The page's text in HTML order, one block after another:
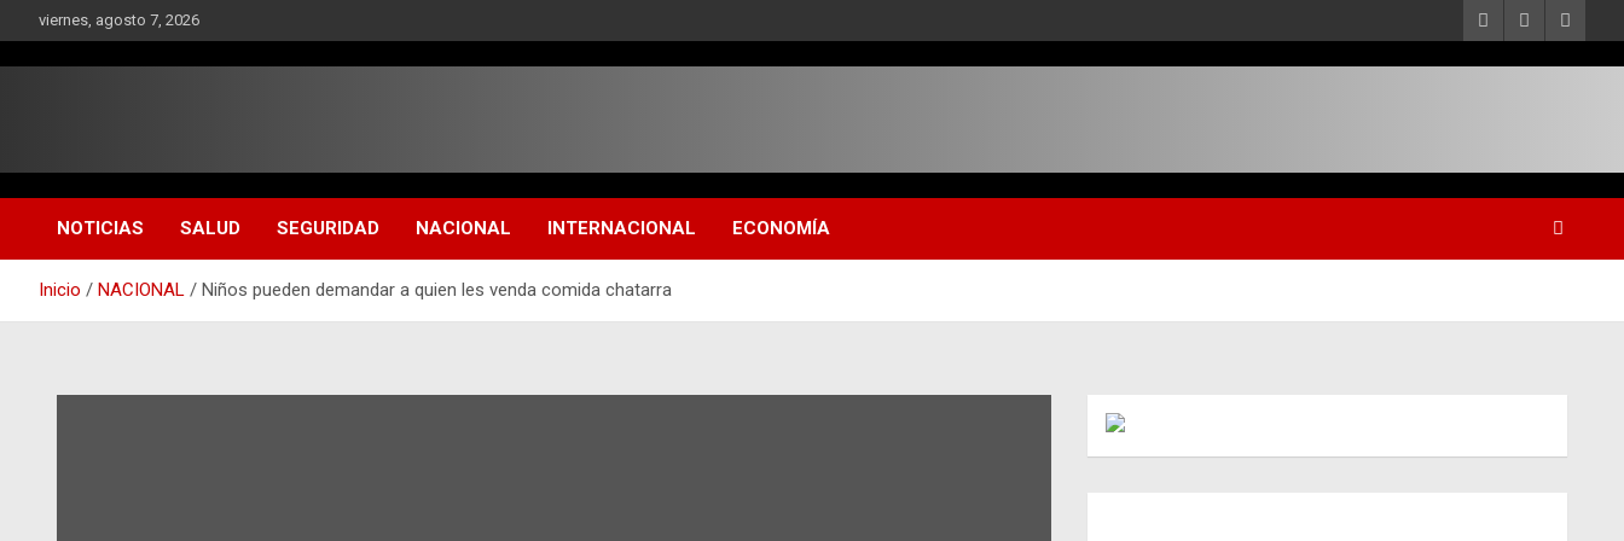
al
contenido
viernes, agosto 7, 2026
NOTICIAS SALUD SEGURIDAD NACIONAL INTERNACIONAL ECONOMÍA
Inicio NACIONAL Niños pueden demandar a quien les venda comida chatarra